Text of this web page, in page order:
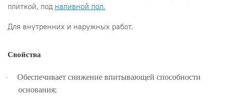
плиткой, под наливной пол.
Для внутренних и наружных работ.
Свойства
·
Обеспечивает снижение впитывающей способности
основания;